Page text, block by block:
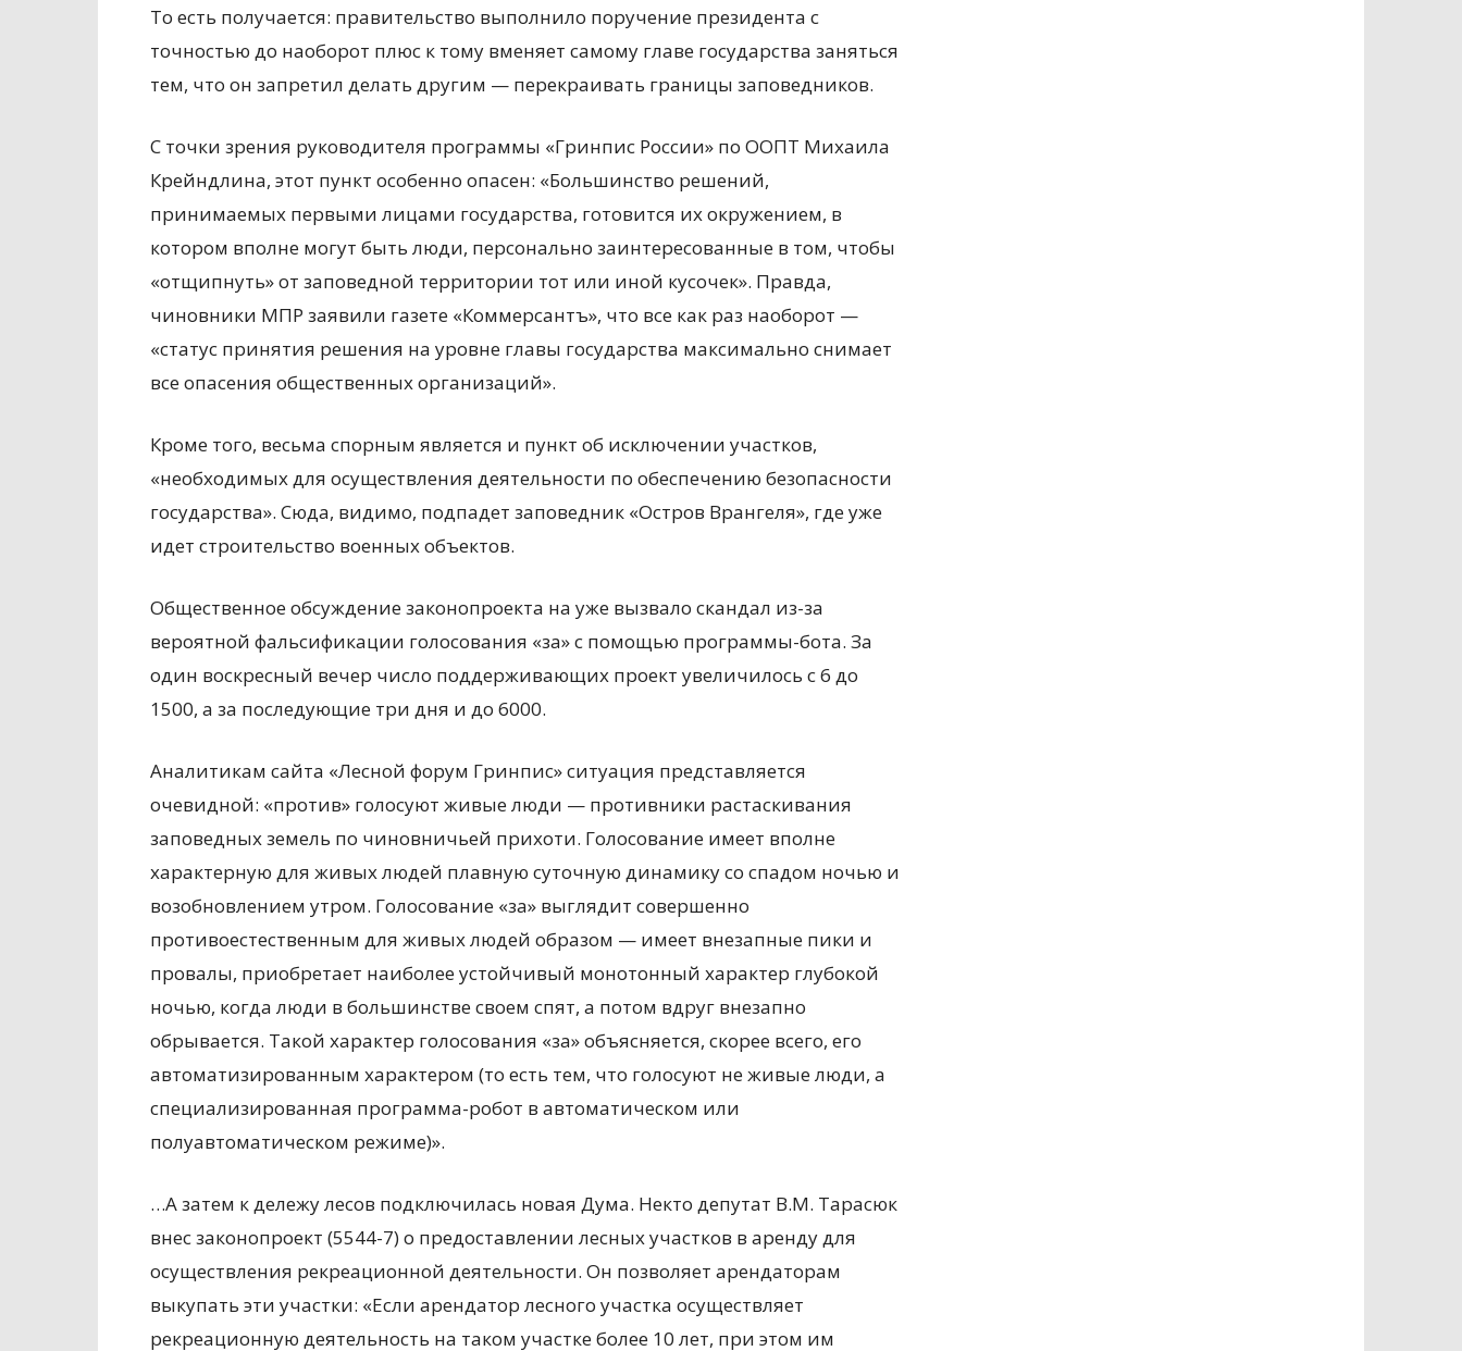
То есть получается: правительство выполнило поручение президента с
точностью до наоборот плюс к тому вменяет самому главе государства заняться
тем, что он запретил делать другим — перекраивать границы заповедников.
С точки зрения руководителя программы «Гринпис России» по ООПТ Михаила
Крейндлина, этот пункт особенно опасен: «Большинство решений,
принимаемых первыми лицами государства, готовится их окружением, в
котором вполне могут быть люди, персонально заинтересованные в том, чтобы
«отщипнуть» от заповедной территории тот или иной кусочек». Правда,
чиновники МПР заявили газете «Коммерсантъ», что все как раз наоборот —
«статус принятия решения на уровне главы государства максимально снимает
все опасения общественных организаций».
Кроме того, весьма спорным является и пункт об исключении участков,
«необходимых для осуществления деятельности по обеспечению безопасности
государства». Сюда, видимо, подпадет заповедник «Остров Врангеля», где уже
идет строительство военных объектов.
Общественное обсуждение законопроекта на уже вызвало скандал из-за
вероятной фальсификации голосования «за» с помощью программы-бота. За
один воскресный вечер число поддерживающих проект увеличилось с 6 до
1500, а за последующие три дня и до 6000.
Аналитикам сайта «Лесной форум Гринпис» ситуация представляется
очевидной: «против» голосуют живые люди — противники растаскивания
заповедных земель по чиновничьей прихоти. Голосование имеет вполне
характерную для живых людей плавную суточную динамику со спадом ночью и
возобновлением утром. Голосование «за» выглядит совершенно
противоестественным для живых людей образом — имеет внезапные пики и
провалы, приобретает наиболее устойчивый монотонный характер глубокой
ночью, когда люди в большинстве своем спят, а потом вдруг внезапно
обрывается. Такой характер голосования «за» объясняется, скорее всего, его
автоматизированным характером (то есть тем, что голосуют не живые люди, а
специализированная программа-робот в автоматическом или
полуавтоматическом режиме)».
…А затем к дележу лесов подключилась новая Дума. Некто депутат В.М. Тарасюк
внес законопроект (5544-7) о предоставлении лесных участков в аренду для
осуществления рекреационной деятельности. Он позволяет арендаторам
выкупать эти участки: «Если арендатор лесного участка осуществляет
рекреационную деятельность на таком участке более 10 лет, при этом им